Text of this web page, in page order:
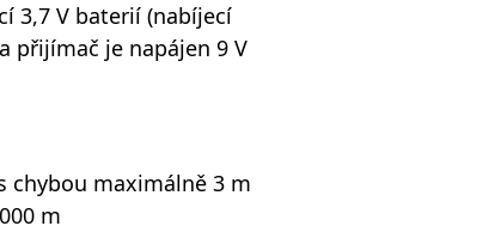
3,7 V baterií (nabíjecí
přijímač je napájen 9 V
chybou maximálně 3 m
m